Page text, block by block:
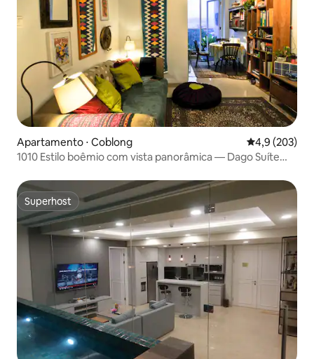
Apartamento ⋅ Coblong 4,9 de uma
4,9 (203)
1010 Estilo boêmio com vista panorâmica — Dago Suíte
Superhost
Superhost